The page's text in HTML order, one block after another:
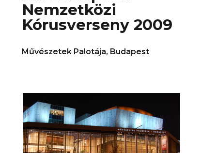
Nemzetközi
Kórusverseny 2009
Művészetek Palotája, Budapest